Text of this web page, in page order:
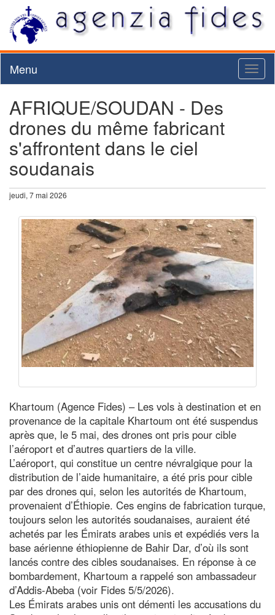
Menu
AFRIQUE/SOUDAN - Des
drones du même fabricant
s'affrontent dans le ciel
soudanais
jeudi, 7 mai 2026
Khartoum (Agence Fides) – Les vols à destination et en
provenance de la capitale Khartoum ont été suspendus
après que, le 5 mai, des drones ont pris pour cible
l’aéroport et d’autres quartiers de la ville.
L’aéroport, qui constitue un centre névralgique pour la
distribution de l’aide humanitaire, a été pris pour cible
par des drones qui, selon les autorités de Khartoum,
provenaient d’Éthiopie. Ces engins de fabrication turque,
toujours selon les autorités soudanaises, auraient été
achetés par les Émirats arabes unis et expédiés vers la
base aérienne éthiopienne de Bahir Dar, d’où ils sont
lancés contre des cibles soudanaises. En réponse à ce
bombardement, Khartoum a rappelé son ambassadeur
d’Addis-Abeba (voir Fides 5/5/2026).
Les Émirats arabes unis ont démenti les accusations du